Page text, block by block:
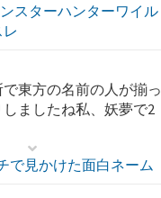
ンスターハンターワイル
東方の名前の人が揃っ
ましたね私、妖夢で2
で見かけた面白ネーム